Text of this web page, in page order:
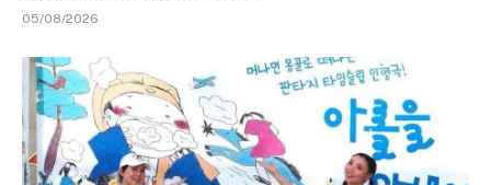
05/08/2026